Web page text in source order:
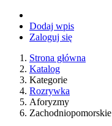
Dodaj wpis
Zaloguj się
Strona główna
Katalog
Kategorie
Rozrywka
Aforyzmy
Zachodniopomorskie